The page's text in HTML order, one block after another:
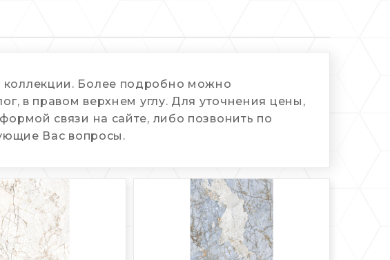
Более подробно можно
в правом верхнем углу. Для уточнения цены,
связи на сайте, либо позвонить по
Вас вопросы.